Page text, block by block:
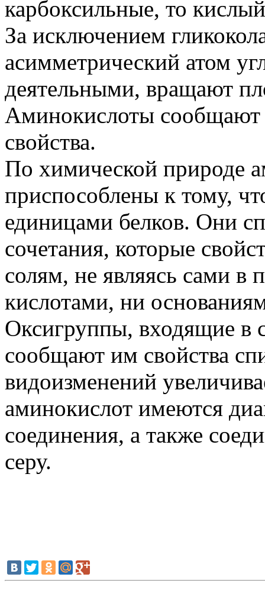
карбоксильные, то
За исключением
асимметрический атом
деятельными, вращают
Аминокислоты сообщают
свойства.
По химической природе
приспособлены к тому,
единицами белков. Они
сочетания, которые
солям, не являясь сами в
кислотами, ни
Оксигруппы, входящие в
сообщают им свойства
видоизменений
аминокислот имеются
соединения, а также
серу.